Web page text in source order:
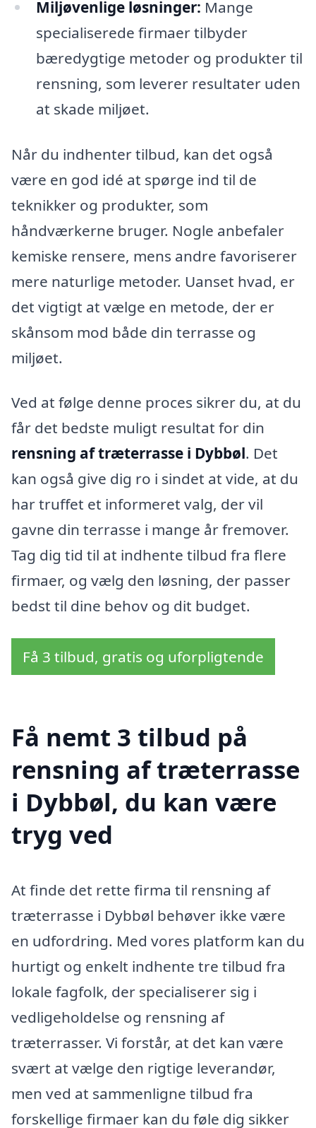
Miljøvenlige løsninger: Mange
specialiserede firmaer tilbyder
bæredygtige metoder og produkter til
rensning, som leverer resultater uden
at skade miljøet.
Når du indhenter tilbud, kan det også
være en god idé at spørge ind til de
teknikker og produkter, som
håndværkerne bruger. Nogle anbefaler
kemiske rensere, mens andre favoriserer
mere naturlige metoder. Uanset hvad, er
det vigtigt at vælge en metode, der er
skånsom mod både din terrasse og
miljøet.
Ved at følge denne proces sikrer du, at du
får det bedste muligt resultat for din
rensning af træterrasse i Dybbøl. Det
kan også give dig ro i sindet at vide, at du
har truffet et informeret valg, der vil
gavne din terrasse i mange år fremover.
Tag dig tid til at indhente tilbud fra flere
firmaer, og vælg den løsning, der passer
bedst til dine behov og dit budget.
Få 3 tilbud, gratis og uforpligtende
Få nemt 3 tilbud på
rensning af træterrasse
i Dybbøl, du kan være
tryg ved
At finde det rette firma til rensning af
træterrasse i Dybbøl behøver ikke være
en udfordring. Med vores platform kan du
hurtigt og enkelt indhente tre tilbud fra
lokale fagfolk, der specialiserer sig i
vedligeholdelse og rensning af
træterrasser. Vi forstår, at det kan være
svært at vælge den rigtige leverandør,
men ved at sammenligne tilbud fra
forskellige firmaer kan du føle dig sikker